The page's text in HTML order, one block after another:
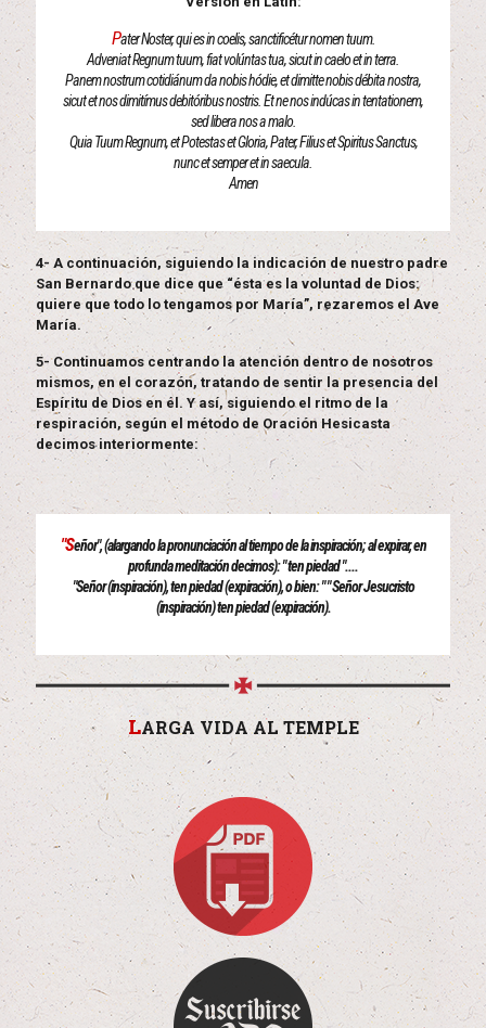
Pater Noster, qui es in coelis, sanctificétur nomen tuum.
Adveniat Regnum tuum, fiat volúntas tua, sicut in caelo et in terra.
Panem nostrum cotidiánum da nobis hódie, et dimitte nobis débita nostra,
sicut et nos dimitímus debitóribus nostris. Et ne nos indúcas in tentationem,
sed libera nos a malo.
Quia Tuum Regnum, et Potestas et Gloria, Pater, Filius et Spiritus Sanctus,
nunc et semper et in saecula.
Amen
4- A continuación, siguiendo la indicación de nuestro padre
San Bernardo que dice que “ésta es la voluntad de Dios:
quiere que todo lo tengamos por María”, rezaremos el Ave
María.
5- Continuamos centrando la atención dentro de nosotros
mismos, en el corazón, tratando de sentir la presencia del
Espíritu de Dios en él. Y así, siguiendo el ritmo de la
respiración, según el método de Oración Hesicasta
decimos interiormente:
"Señor", (alargando la pronunciación al tiempo de la inspiración; al expirar, en
profunda meditación decimos): " ten piedad "....
"Señor (inspiración), ten piedad (expiración), o bien: " " Señor Jesucristo
(inspiración) ten piedad (expiración).
LARGA VIDA AL TEMPLE